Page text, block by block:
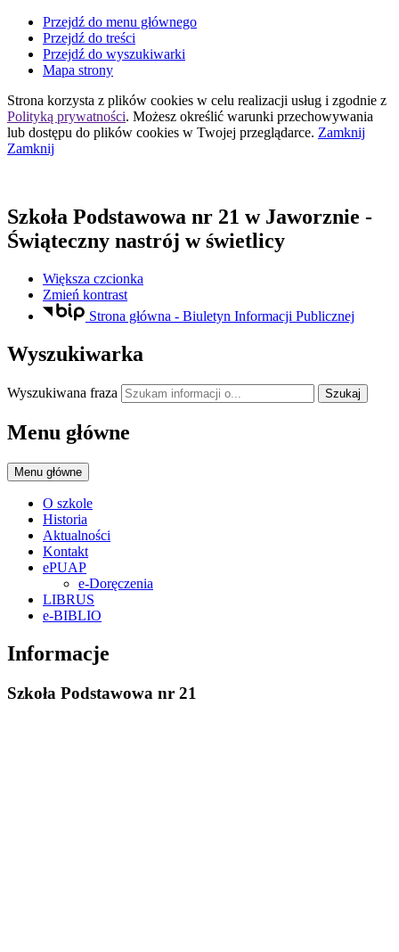
Przejdź do menu głównego
Przejdź do treści
Przejdź do wyszukiwarki
Mapa strony
Strona korzysta z plików cookies w celu realizacji usług i zgodnie z
Polityką prywatności. Możesz określić warunki przechowywania
lub dostępu do plików cookies w Twojej przeglądarce. Zamknij
Zamknij
Szkoła Podstawowa nr 21 w Jaworznie -
Świąteczny nastrój w świetlicy
Większa czcionka
Zmień kontrast
Strona główna - Biuletyn Informacji Publicznej
Wyszukiwarka
Wyszukiwana fraza Szukaj
Menu główne
Menu główne
O szkole
Historia
Aktualności
Kontakt
ePUAP
e-Doręczenia
LIBRUS
e-BIBLIO
Informacje
Szkoła Podstawowa nr 21